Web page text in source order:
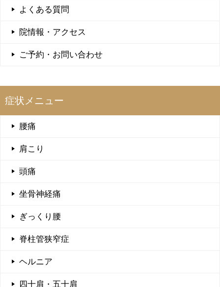
よくある質問
院情報・アクセス
ご予約・お問い合わせ
症状メニュー
腰痛
肩こり
頭痛
坐骨神経痛
ぎっくり腰
脊柱管狭窄症
ヘルニア
四十肩・五十肩